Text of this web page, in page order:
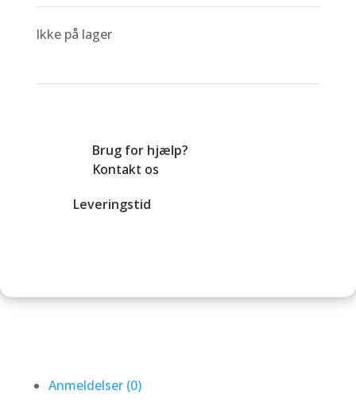
Ikke på lager
Brug for hjælp?
Kontakt os
Leveringstid
Anmeldelser (0)